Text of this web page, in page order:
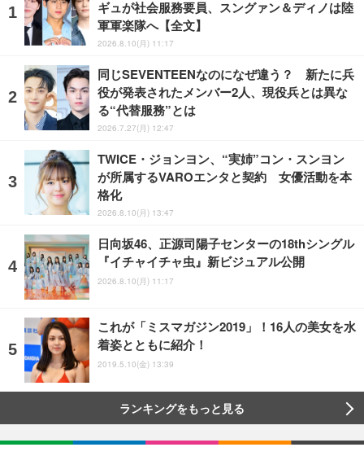
ギュが社会服務要員、スングァン＆ディノは陸
軍軍楽隊へ【全文】
2026.8.10(月) 11:17
同じSEVENTEENなのになぜ違う？ 新たに兵
役が発表されたメンバー2人、現役兵とは異な
る“代替服務”とは
2026.7.27(月) 12:47
TWICE・ジョンヨン、“実姉”コン・スンヨン
が所属するVAROエンタと契約 女優活動を本
格化
2026.8.10(月) 13:47
日向坂46、正源司陽子センターの18thシングル
『イチャイチャ虫』新ビジュアル公開
2026.8.10(月) 11:17
これが「ミスマガジン2019」！16人の美女を水
着姿とともに紹介！
2019.5.10(金) 13:39
ランキングをもっと見る